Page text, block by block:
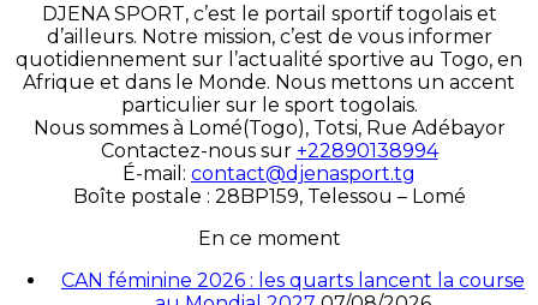
DJENA SPORT, c’est le portail sportif togolais et
d’ailleurs. Notre mission, c’est de vous informer
quotidiennement sur l’actualité sportive au Togo, en
Afrique et dans le Monde. Nous mettons un accent
particulier sur le sport togolais.
Nous sommes à Lomé(Togo), Totsi, Rue Adébayor
Contactez-nous sur +22890138994
É-mail: contact@djenasport.tg
Boîte postale : 28BP159, Telessou – Lomé
En ce moment
CAN féminine 2026 : les quarts lancent la course